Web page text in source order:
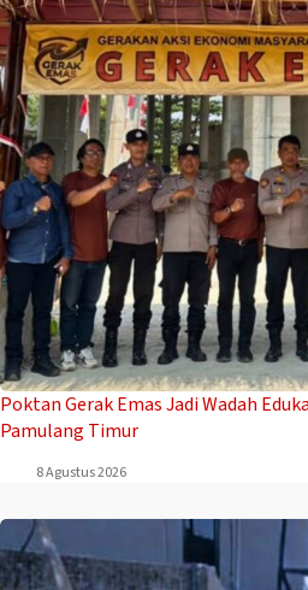
Poktan Gerak Emas Jadi Wadah
Pamulang Timur
8 Agustus 2026